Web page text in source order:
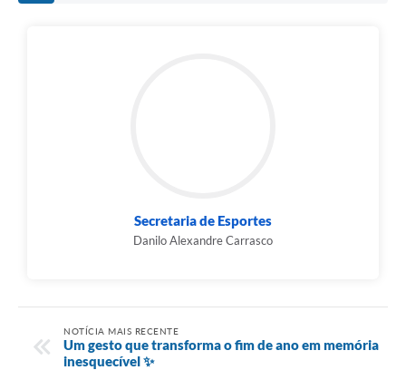
Secretaria de Esportes
Danilo Alexandre Carrasco
NOTÍCIA MAIS RECENTE
Um gesto que transforma o fim de ano em memória
inesquecível ✨